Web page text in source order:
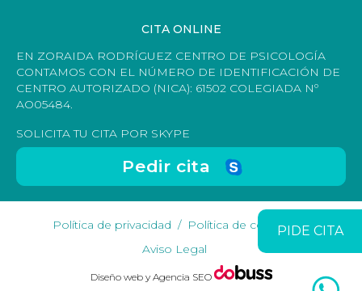
PIDE CITA
CITA ONLINE
EN ZORAIDA RODRÍGUEZ CENTRO DE PSICOLOGÍA
CONTAMOS CON EL NÚMERO DE IDENTIFICACIÓN DE
CENTRO AUTORIZADO (NICA): 61502 COLEGIADA Nº
AO05484.
SOLICITA TU CITA POR SKYPE
Pedir cita
Política de privacidad
Política de cookies
Aviso Legal
Diseño web y Agencia SEO